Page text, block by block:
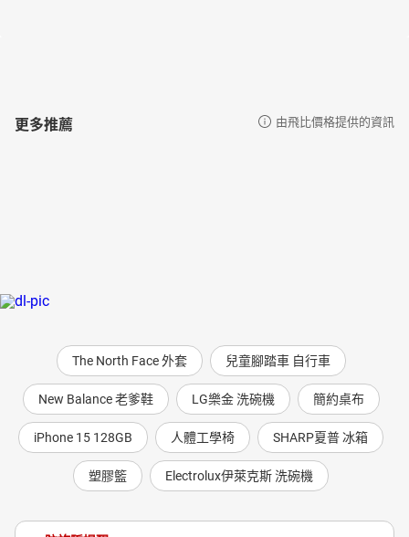
更多推薦 由飛比價格提供的資訊
The North Face 外套 兒童腳踏車 自行車
New Balance 老爹鞋 LG樂金 洗碗機 簡約桌布
iPhone 15 128GB 人體工學椅 SHARP夏普 冰箱
塑膠籃 Electrolux伊萊克斯 洗碗機